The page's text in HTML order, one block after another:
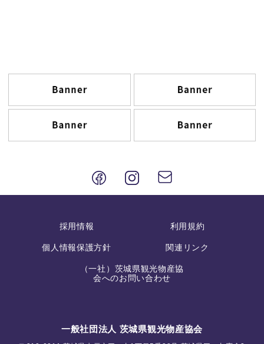
採用情報 利用規約
個人情報保護方針 関連リンク
（一社）茨城県観光物産協
会へのお問い合わせ
一般社団法人 茨城県観光物産協会